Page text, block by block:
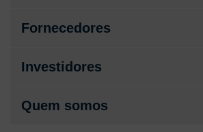
Fornecedores
Investidores
Quem somos